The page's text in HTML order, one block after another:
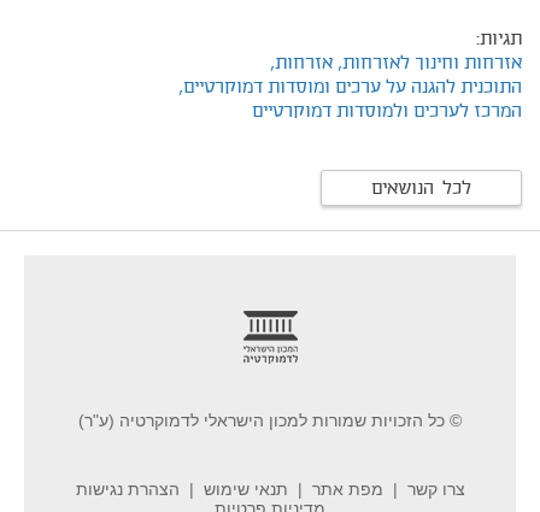
תגיות:
אזרחות וחינוך לאזרחות, אזרחות,
התוכנית להגנה על ערכים ומוסדות דמוקרטיים,
המרכז לערכים ולמוסדות דמוקרטיים
לכל הנושאים
© כל הזכויות שמורות למכון הישראלי לדמוקרטיה (ע"ר)
צרו קשר מפת אתר תנאי שימוש
הצהרת נגישות
מדיניות פרטיות